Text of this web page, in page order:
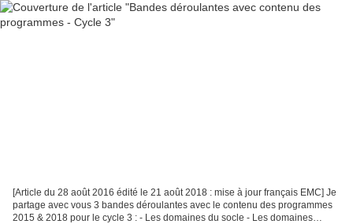
[Article du 28 août 2016 édité le 21 août 2018 : mise à jour français EMC] Je
partage avec vous 3 bandes déroulantes avec le contenu des programmes
2015 & 2018 pour le cycle 3 : - Les domaines du socle - Les domaines